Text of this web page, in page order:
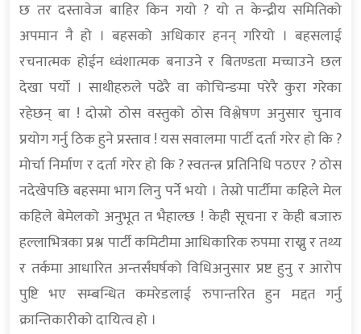
छ तर दस्तावेज बाहिर किन गयो ? यो त केन्द्रीय समितिको
अपमान नै हो । बहसको अधिकार हनन् गरियो । बहसलाई
रचनात्मक होईन ध्वंशात्मक बनाउने र बितण्डता मच्चाउने छल
देखा पर्यो । साथीहरुले पढेरै वा कोचिन्ङमा परेरै कुरा गरेका
रहेछन् बा ! दोस्रो ठोस वस्तुको ठोस विश्लेषण अनुसार चुनाव
प्रयोग गर्नु ठिक हुने प्रस्ताव ! यस सवालमा पार्टी दर्ता गरेर हो कि ?
मोर्चा निर्माण र दर्ता गरेर हो कि ? स्वतन्त्र प्रतिनिधि पठएर ? ठोस
नदेखेपछि बहसमा भाग लिनु पर्ने भयो । तेस्रो पार्टीमा कहिले मेल
कहिले बेमेलको अनुभूत त भैहाल्छ ! केही सूचना र केही बजारु
हल्लाभित्रका प्रश्न पार्टी कमिटीमा आधिकारिक रुपमा राख्नु र तथ्य
र तर्कमा आधारित अन्तर्संघर्षको विधिअनुसार प्रष्ट हुनु र आरोप
पुष्टि भए सम्बन्धित कमरेडलाई रुपान्तरित हुन मद्दत गर्नु
क्रान्तिकारीको दायित्व हो ।